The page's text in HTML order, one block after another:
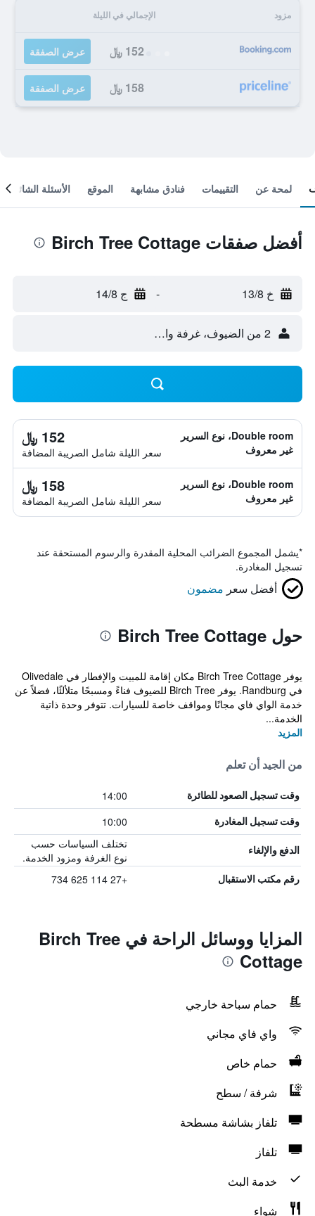
مزود الإجمالي في الليلة
152 ﷼ عرض الصفقة
158 ﷼ عرض الصفقة
لمحة عن التقييمات فنادق مشابهة الموقع الأسئلة الشائعة
أفضل صفقات Birch Tree Cottage
خ 13/8 - ج 14/8
2 من الضيوف، غرفة واحدة
Double room، نوع السرير
غير معروف
152 ﷼
سعر الليلة شامل الصريبة المضافة
Double room، نوع السرير
غير معروف
158 ﷼
سعر الليلة شامل الصريبة المضافة
*يشمل المجموع الضرائب المحلية المقدرة والرسوم المستحقة عند
تسجيل المغادرة.
أفضل سعر مضمون
حول Birch Tree Cottage
يوفر Birch Tree Cottage مكان إقامة للمبيت والإفطار في Olivedale
في Randburg. يوفر Birch Tree للضيوف فناءً ومسبحًا متلألئًا، فضلاً عن
خدمة الواي فاي مجانًا ومواقف خاصة للسيارات. تتوفر وحدة ذاتية
الخدمة...
المزيد
من الجيد أن تعلم
وقت تسجيل الصعود للطائرة 14:00
وقت تسجيل المغادرة 10:00
الدفع والإلغاء
تختلف السياسات حسب
نوع الغرفة ومزود الخدمة.
رقم مكتب الاستقبال +27 114 625 734
المزايا ووسائل الراحة في Birch Tree
Cottage
حمام سباحة خارجي
واي فاي مجاني
حمام خاص
شرفة / سطح
تلفاز بشاشة مسطحة
تلفاز
خدمة البث
شواء